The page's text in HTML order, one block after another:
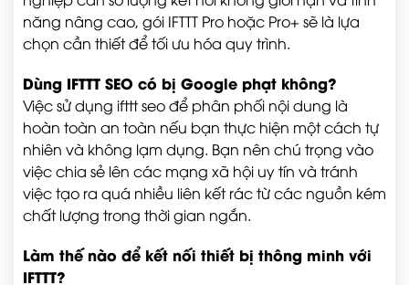
năng nâng cao, gói IFTTT Pro hoặc Pro+ sẽ là lựa
chọn cần thiết để tối ưu hóa quy trình.
Dùng IFTTT SEO có bị Google phạt không?
Việc sử dụng ifttt seo để phân phối nội dung là
hoàn toàn an toàn nếu bạn thực hiện một cách tự
nhiên và không lạm dụng. Bạn nên chú trọng vào
việc chia sẻ lên các mạng xã hội uy tín và tránh
việc tạo ra quá nhiều liên kết rác từ các nguồn kém
chất lượng trong thời gian ngắn.
Làm thế nào để kết nối thiết bị thông minh với
IFTTT?